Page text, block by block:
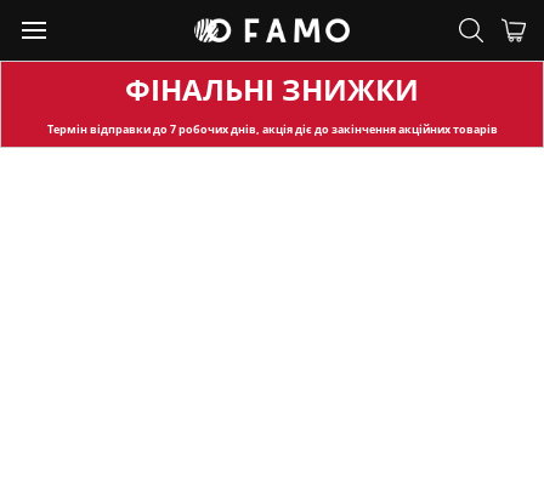
ФІНАЛЬНІ ЗНИЖКИ
Термін відправкидо 7 робочих днів, акція діє до закінчення акційних товарів